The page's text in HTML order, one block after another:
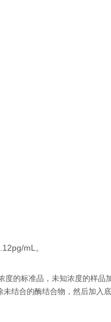
mL 。
度的标准品，未知浓度的样品
未结合的酶结合物，然后加入